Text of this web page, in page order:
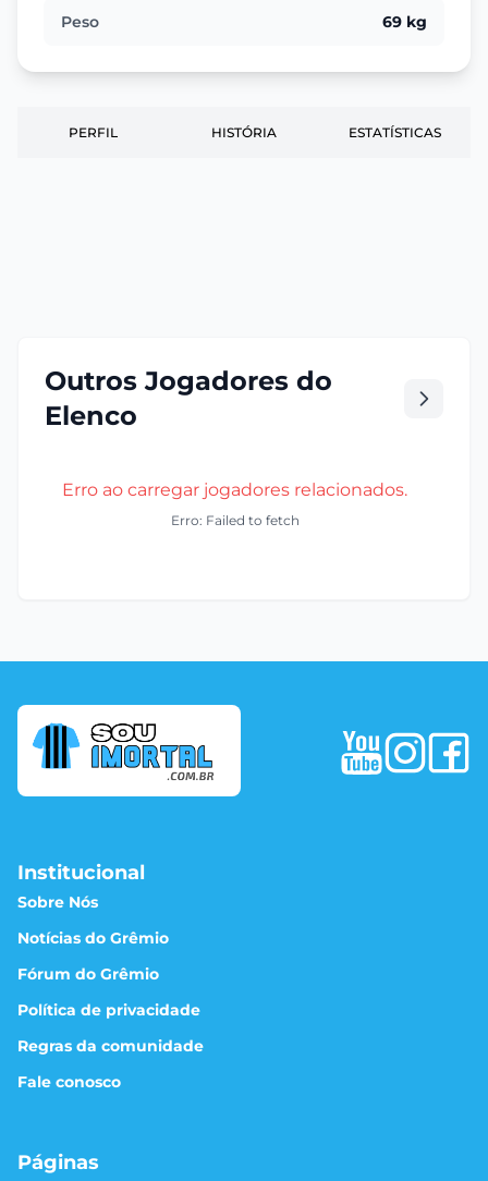
Peso 69 kg
PERFIL HISTÓRIA ESTATÍSTICAS
Outros Jogadores do
Elenco
Erro ao carregar jogadores relacionados.
Erro: Failed to fetch
Institucional
Sobre Nós
Notícias do Grêmio
Fórum do Grêmio
Política de privacidade
Regras da comunidade
Fale conosco
Páginas